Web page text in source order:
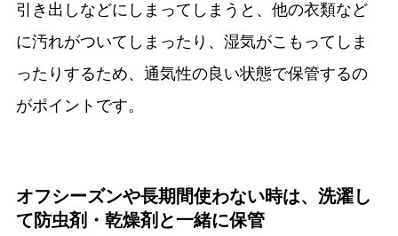
引き出しなどにしまってしまうと、他の衣類など
に汚れがついてしまったり、湿気がこもってしま
ったりするため、通気性の良い状態で保管するの
がポイントです。
オフシーズンや長期間使わない時は、洗濯し
て防虫剤・乾燥剤と一緒に保管